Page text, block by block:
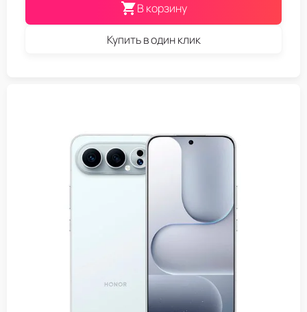
В корзину
Купить в один клик